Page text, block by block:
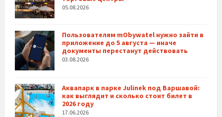
05.08.2026
Пользователям mObywatel нужно зайти в
приложение до 5 августа — иначе
документы перестанут действовать
03.08.2026
Аквапарк в парке Julinek под Варшавой:
как выглядит и сколько стоит билет в
2026 году
17.06.2026